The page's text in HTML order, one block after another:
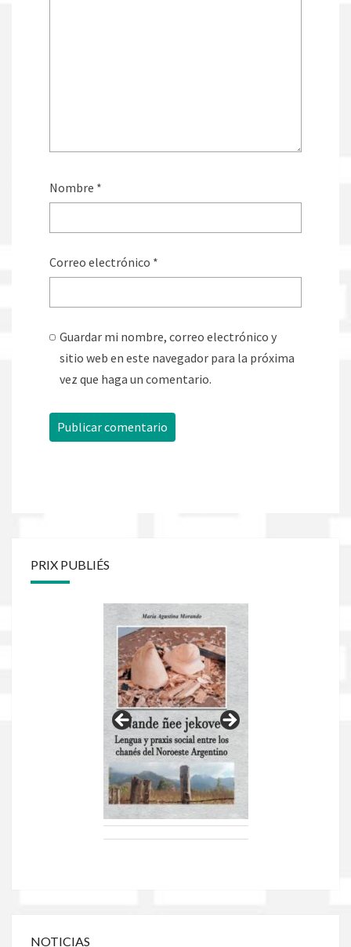
Nombre *
Correo electrónico *
Guardar mi nombre, correo electrónico y
sitio web en este navegador para la próxima
vez que haga un comentario.
PRIX PUBLIÉS
NOTICIAS